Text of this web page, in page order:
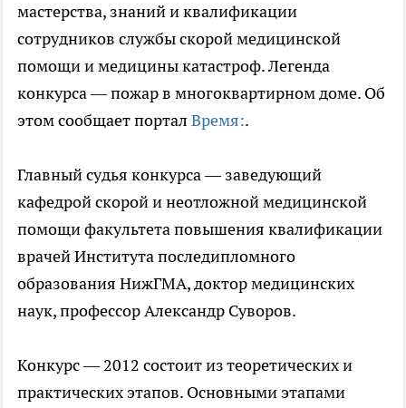
мастерства, знаний и квалификации
сотрудников службы скорой медицинской
помощи и медицины катастроф. Легенда
конкурса — пожар в многоквартирном доме. Об
этом сообщает портал Время:.
Главный судья конкурса — заведующий
кафедрой скорой и неотложной медицинской
помощи факультета повышения квалификации
врачей Института последипломного
образования НижГМА, доктор медицинских
наук, профессор Александр Суворов.
Конкурс — 2012 состоит из теоретических и
практических этапов. Основными этапами